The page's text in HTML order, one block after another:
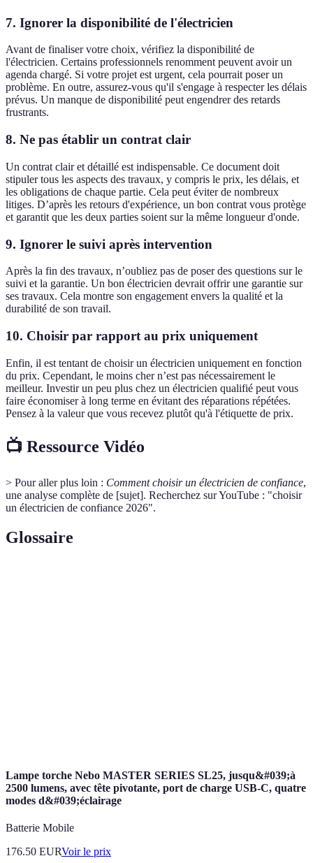
7. Ignorer la disponibilité de l'électricien
Avant de finaliser votre choix, vérifiez la disponibilité de
l'électricien. Certains professionnels renomment peuvent avoir un
agenda chargé. Si votre projet est urgent, cela pourrait poser un
problème. En outre, assurez-vous qu'il s'engage à respecter les délais
prévus. Un manque de disponibilité peut engendrer des retards
frustrants.
8. Ne pas établir un contrat clair
Un contrat clair et détaillé est indispensable. Ce document doit
stipuler tous les aspects des travaux, y compris le prix, les délais, et
les obligations de chaque partie. Cela peut éviter de nombreux
litiges. D’après les retours d'expérience, un bon contrat vous protège
et garantit que les deux parties soient sur la même longueur d'onde.
9. Ignorer le suivi après intervention
Après la fin des travaux, n’oubliez pas de poser des questions sur le
suivi et la garantie. Un bon électricien devrait offrir une garantie sur
ses travaux. Cela montre son engagement envers la qualité et la
durabilité de son travail.
10. Choisir par rapport au prix uniquement
Enfin, il est tentant de choisir un électricien uniquement en fonction
du prix. Cependant, le moins cher n’est pas nécessairement le
meilleur. Investir un peu plus chez un électricien qualifié peut vous
faire économiser à long terme en évitant des réparations répétées.
Pensez à la valeur que vous recevez plutôt qu'à l'étiquette de prix.
📺 Ressource Vidéo
> Pour aller plus loin : Comment choisir un électricien de confiance,
une analyse complète de [sujet]. Recherchez sur YouTube : "choisir
un électricien de confiance 2026".
Glossaire
Lampe torche Nebo MASTER SERIES SL25, jusqu&#039;à
2500 lumens, avec tête pivotante, port de charge USB-C, quatre
modes d&#039;éclairage
Batterie Mobile
176.50 EURVoir le prix